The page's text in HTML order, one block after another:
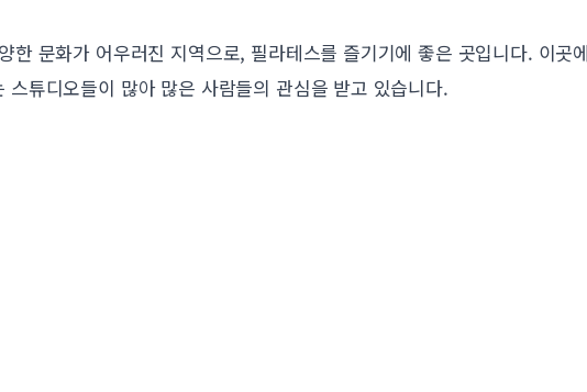
한 문화가 어우러진 지역으로, 필라테스를 즐기기에 좋은 곳입니다. 이곳
튜디오들이 많아 많은 사람들의 관심을 받고 있습니다.